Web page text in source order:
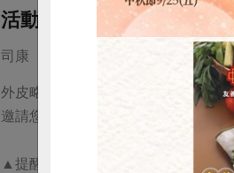
活動介紹
司康（Scone）是一種 英國傳統烘
外皮略酥、內部鬆軟、微微乾爽，像
邀請您來一起共作，做給自己跟家
▲提醒您，請自備環保餐具唷！